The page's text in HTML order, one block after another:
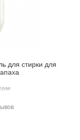
для стирки для